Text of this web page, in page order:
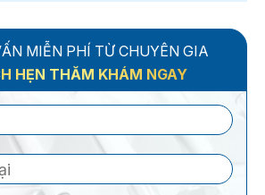
MIỄN PHÍ TỪ CHUYÊN GIA
HẸN THĂM KHÁM NGAY